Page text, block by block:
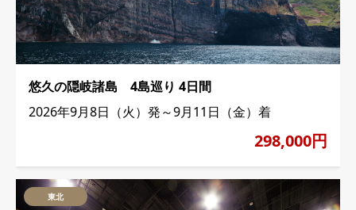
悠久の隠岐諸島 4島巡り 4日間
2026年9月8日（火）発～9月11日（金）着
298,000円
東北